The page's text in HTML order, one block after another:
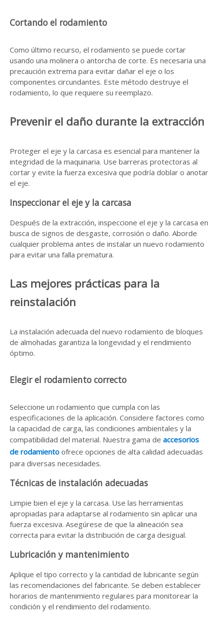
Cortando el rodamiento
Como último recurso, el rodamiento se puede cortar
usando una molinera o antorcha de corte. Es necesaria una
precaución extrema para evitar dañar el eje o los
componentes circundantes. Este método destruye el
rodamiento, lo que requiere su reemplazo.
Prevenir el daño durante la extracción
Proteger el eje y la carcasa es esencial para mantener la
integridad de la maquinaria. Use barreras protectoras al
cortar y evite la fuerza excesiva que podría doblar o anotar
el eje.
Inspeccionar el eje y la carcasa
Después de la extracción, inspeccione el eje y la carcasa en
busca de signos de desgaste, corrosión o daño. Aborde
cualquier problema antes de instalar un nuevo rodamiento
para evitar una falla prematura.
Las mejores prácticas para la
reinstalación
La instalación adecuada del nuevo rodamiento de bloques
de almohadas garantiza la longevidad y el rendimiento
óptimo.
Elegir el rodamiento correcto
Seleccione un rodamiento que cumpla con las
especificaciones de la aplicación. Considere factores como
la capacidad de carga, las condiciones ambientales y la
compatibilidad del material. Nuestra gama de accesorios
de rodamiento ofrece opciones de alta calidad adecuadas
para diversas necesidades.
Técnicas de instalación adecuadas
Limpie bien el eje y la carcasa. Use las herramientas
apropiadas para adaptarse al rodamiento sin aplicar una
fuerza excesiva. Asegúrese de que la alineación sea
correcta para evitar la distribución de carga desigual.
Lubricación y mantenimiento
Aplique el tipo correcto y la cantidad de lubricante según
las recomendaciones del fabricante. Se deben establecer
horarios de mantenimiento regulares para monitorear la
condición y el rendimiento del rodamiento.